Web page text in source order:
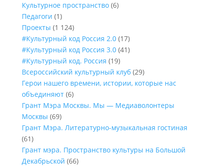
Культурное пространство(6)
Педагоги (1)
Проекты (1 124)
#Культурный код Россия 2.0(17)
#Культурный код Россия 3.0(41)
#Культурный код. Россия (19)
Всероссийский культурный клуб(29)
Герои нашего времени, истории, которые нас
объединяют(6)
Грант Мэра Москвы. Мы — Медиаволонтеры
Москвы (69)
Грант Мэра. Литературно-музыкальная гостиная
(61)
Грант мэра. Пространство культуры на Большой
Декабрьской (66)